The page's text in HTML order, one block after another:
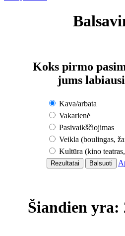
Koks pirmo
jums
Kava/arbata
Vakarienė
Pasivaikščiojimas
Veikla (boulingas,
Kultūra (kino
Šiandien yra: